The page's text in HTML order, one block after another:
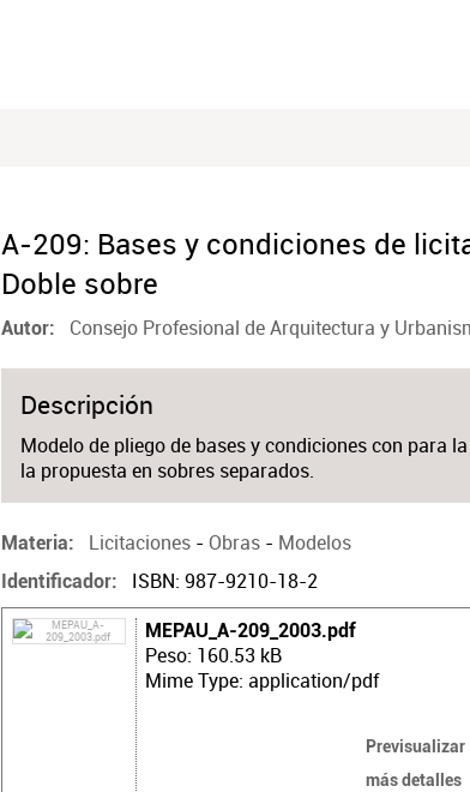
A-209: Bases y condiciones de
Doble sobre
Autor Consejo Profesional de Arquitectura y
Descripción
Modelo de pliego de bases y condiciones con para
la propuesta en sobres separados.
Materia Licitaciones- Obras- Modelos
Identificador ISBN: 987-9210-18-2
MEPAU_A-209_2003.pdf
Peso: 160.53 kB
Mime Type: application/pdf
Previsualizar
más detalles